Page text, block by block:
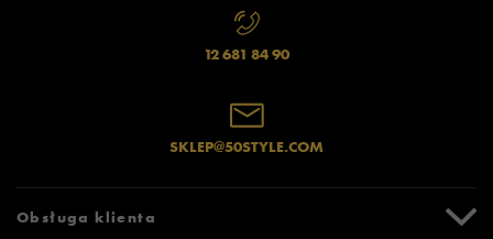
12 681 84 90
SKLEP@50STYLE.COM
Obsługa klienta